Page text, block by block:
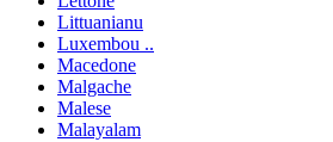
Littuanianu
Luxembou ..
Macedone
Malgache
Malese
Malayalam